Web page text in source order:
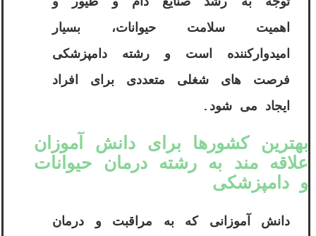
اهمیت سلامت حیوانات، بسیار
امیدوارکننده است و رشته دامپزشکی
فرصت های شغلی متعددی برای افراد
ایجاد می شود.
بهترین کشورها برای دانش آموزان
علاقه مند به رشته درمان حیوانات
و دامپزشکی
دانش آموزانی که به مراقبت و درمان